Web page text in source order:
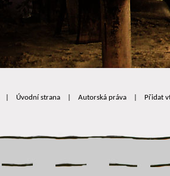
Úvodní strana Autorská práva Přidat